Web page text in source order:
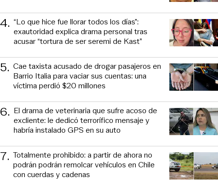
4. “Lo que hice fue llorar todos los días”:
exautoridad explica drama personal tras
acusar “tortura de ser seremi de Kast”
5. Cae taxista acusado de drogar pasajeros en
Barrio Italia para vaciar sus cuentas: una
víctima perdió $20 millones
6. El drama de veterinaria que sufre acoso de
excliente: le dedicó terrorífico mensaje y
habría instalado GPS en su auto
7. Totalmente prohibido: a partir de ahora no
podrán podrán remolcar vehículos en Chile
con cuerdas y cadenas